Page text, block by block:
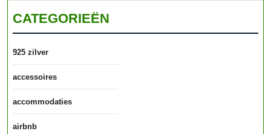
CATEGORIEËN
925 zilver
accessoires
accommodaties
airbnb